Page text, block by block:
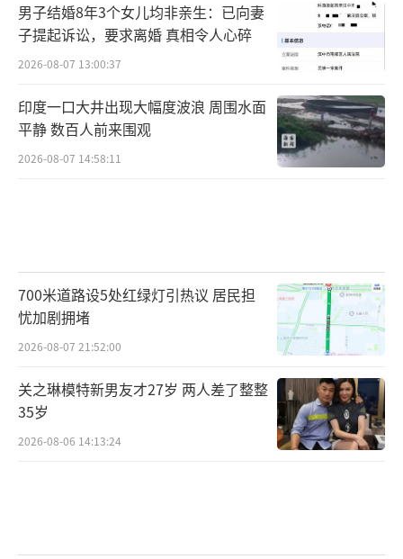
男子结婚8年3个女儿均非亲生：已向妻
子提起诉讼，要求离婚 真相令人心碎
2026-08-07 13:00:37
印度一口大井出现大幅度波浪 周围水面
平静 数百人前来围观
2026-08-07 14:58:11
700米道路设5处红绿灯引热议 居民担
忧加剧拥堵
2026-08-07 21:52:00
关之琳模特新男友才27岁 两人差了整整
35岁
2026-08-06 14:13:24